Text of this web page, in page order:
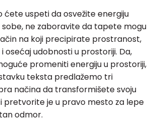
ćete uspeti da osvežite energiju
ne zaboravite da tapete mogu
na koji precipirate prostranost,
osećaj udobnosti u prostoriji. Da,
promeniti energiju u prostoriji,
teksta predlažemo tri
načina da transformišete svoju
pretvorite je u pravo mesto za lepe
odmor.